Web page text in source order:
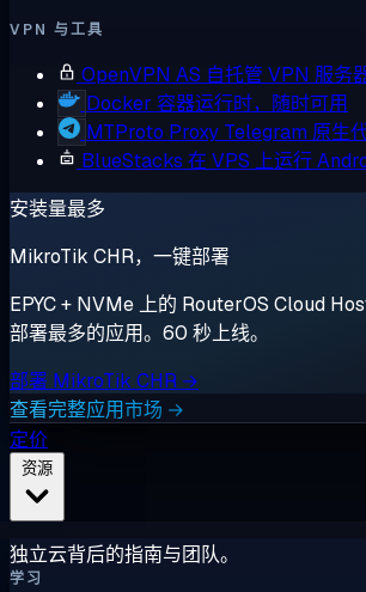
VPN 与工具
OpenVPN AS 自托管 VPN 服务
Docker 容器运行时，随时可用
MTProto Proxy Telegram 原生
BlueStacks 在 VPS 上运行
安装量最多
MikroTik CHR，一键部署
EPYC + NVMe 上的 RouterOS Cloud
部署最多的应用。60 秒上线。
部署 MikroTik CHR →
查看完整应用市场 →
定价
独立云背后的指南与团队。
学习